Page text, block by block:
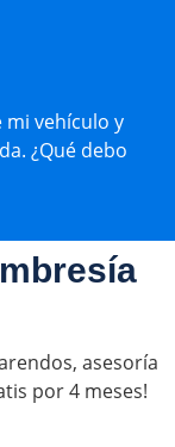
mi vehículo y
¿Qué debo
asesoría
por 4 meses!